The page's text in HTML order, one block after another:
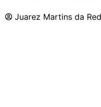
Juarez Martins da